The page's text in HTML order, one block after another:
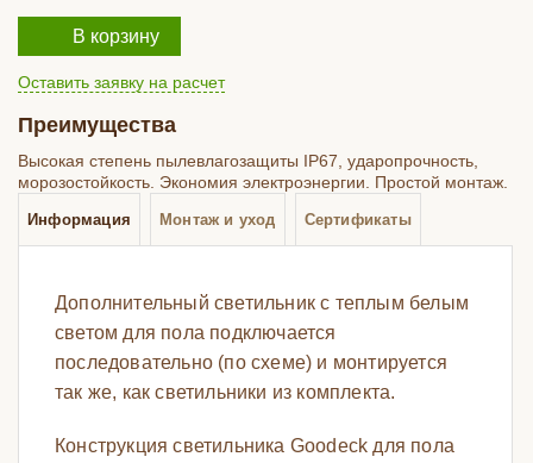
В корзину
Оставить заявку на расчет
Преимущества
Высокая степень пылевлагозащиты IP67, ударопрочность,
морозостойкость. Экономия электроэнергии. Простой монтаж.
Информация Монтаж и уход Сертификаты
Дополнительный светильник с теплым белым
светом для пола подключается
последовательно (по схеме) и монтируется
так же, как светильники из комплекта.
Конструкция светильника Goodeck для пола